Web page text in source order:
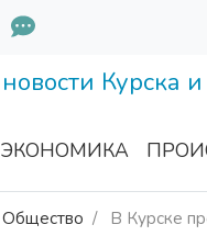
ЭКОНОМИКА
Общество В Курске